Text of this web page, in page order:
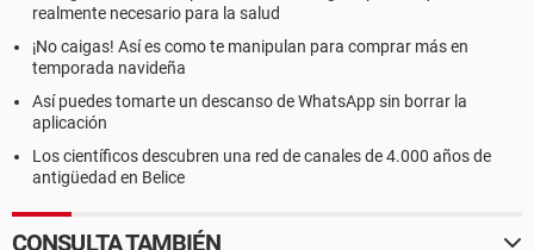
realmente necesario para la salud
¡No caigas! Así es como te manipulan para comprar más en
temporada navideña
Así puedes tomarte un descanso de WhatsApp sin borrar la
aplicación
Los científicos descubren una red de canales de 4.000 años de
antigüedad en Belice
CONSULTA TAMBIÉN